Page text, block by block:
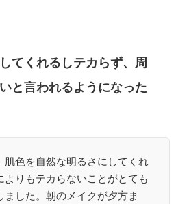
てくれるしテカらず、周
と言われるようになった
肌色を自然な明るさにしてくれ
よりもテカらないことがとても
した。朝のメイクが夕方ま